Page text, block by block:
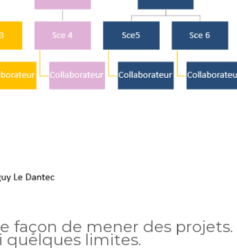
façon de mener des projets.
quelques limites.